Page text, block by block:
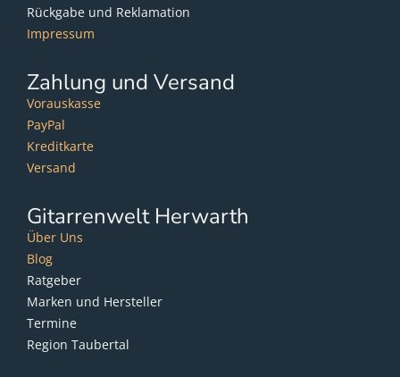
Rückgabe und Reklamation
Impressum
Zahlung und Versand
Vorauskasse
PayPal
Kreditkarte
Versand
Gitarrenwelt Herwarth
Über Uns
Blog
Ratgeber
Marken und Hersteller
Termine
Region Taubertal